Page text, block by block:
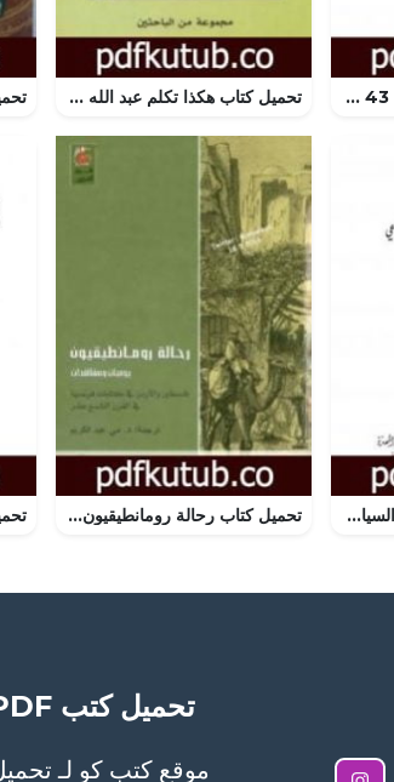
تحميل كتاب قصة الحضارة 43 – الفهارس – ج1 PDF تأليف ول ديورانت مجانا [كامل] تحميل كتاب هكذا تكلم عبد الله العروي PDF تأليف مجموعة من المؤلفين مجانا [كامل]
تحميل كتاب تاريخ الإسلام السياسي والديني والثقافي والاجتماعي – الجزء الثاني PDF تأليف حسن إبراهيم حسن مجانا [كامل] تحميل كتاب رحالة رومانطيقيون PDF تأليف مجموعة من المؤلفين مجانا [كامل]
تحميل كتب PDF مجانا – كتب كو